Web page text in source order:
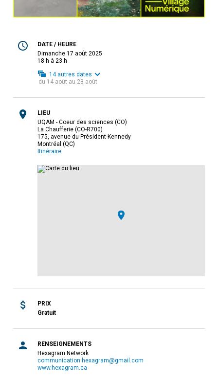
DATE / HEURE
dimanche 17 août 2025
18 h à 23 h
14 autres dates
du 14 août au 28 août
LIEU
UQAM - Coeur des sciences (CO)
La Chaufferie (CO-R700)
175, avenue du Président-Kennedy
Montréal (QC)
Itinéraire
PRIX
Gratuit
RENSEIGNEMENTS
Hexagram Network
communication.hexagram@gmail.com
www.hexagram.ca